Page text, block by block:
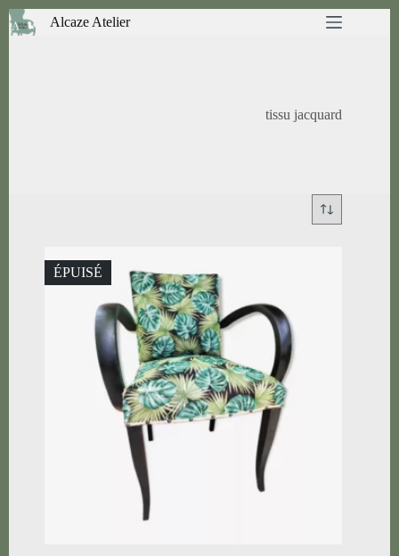
Passer
au
Alcaze Atelier
tissu jacquard
ÉPUISÉ